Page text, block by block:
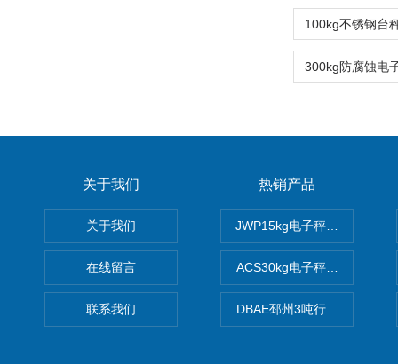
关于我们
关于我们
在线留言
联系我们
热销产品
JWP15kg电子秤价格,15公
ACS30kg电子秤价格,30公
DBAE邳州3吨行车电子吊秤